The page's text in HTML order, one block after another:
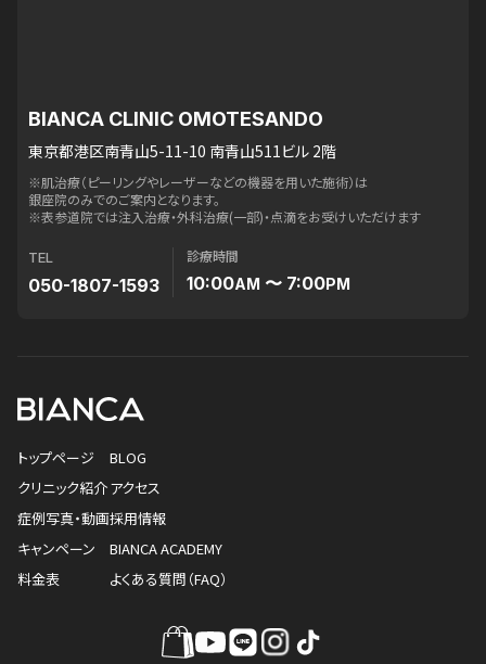
BIANCA CLINIC OMOTESANDO
東京都港区南青山5-11-10 南青山511ビル 2階
※肌治療（ピーリングやレーザーなどの機器を用いた施術）は
銀座院のみでのご案内となります。
※表参道院では注入治療・外科治療(一部)・点滴をお受けいただけます
TEL
050-1807-1593
診療時間
10:00AM 〜 7:00PM
トップページ
クリニック紹介
症例写真・動画
キャンペーン
料金表
BLOG
アクセス
採用情報
BIANCA ACADEMY
よくある質問（FAQ）